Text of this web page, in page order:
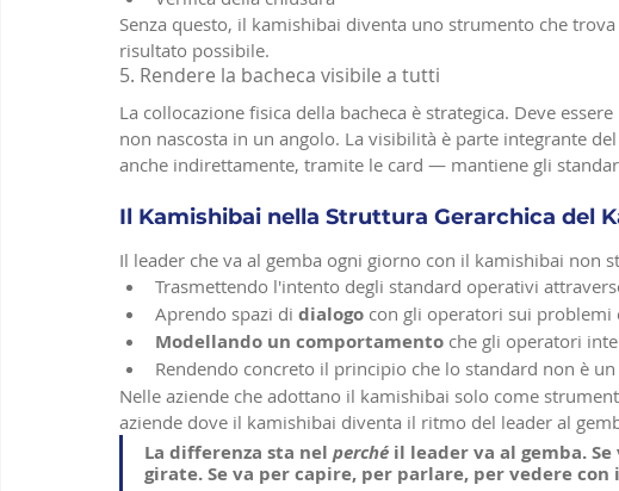
Senza questo, il kamishibai diventa uno strumento che
risultato possibile.
5. Rendere la bacheca visibile a tutti
La collocazione fisica della bacheca è strategica. Deve
non nascosta in un angolo. La visibilità è parte integrante
anche indirettamente, tramite le card — mantiene gli
Il Kamishibai nella Struttura Gerarchica del
Il leader che va al gemba ogni giorno con il kamishibai non
Trasmettendo l'intento degli standard operativi
Aprendo spazi di dialogo con gli operatori sui problemi
Modellando un comportamento che gli operatori
Rendendo concreto il principio che lo standard non è
Nelle aziende che adottano il kamishibai solo come
aziende dove il kamishibai diventa il ritmo del leader al
La differenza sta nel perché il leader va al gemba.
girate. Se va per capire, per parlare, per vedere